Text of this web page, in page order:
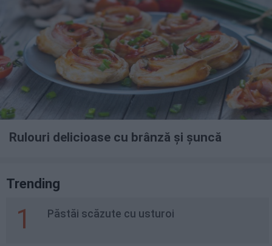
Rulouri delicioase cu brânză și șuncă
Trending
1 Păstăi scăzute cu usturoi